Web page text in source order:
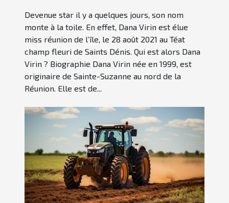
Devenue star il y a quelques jours, son nom
monte à la toile. En effet, Dana Virin est élue
miss réunion de l’île, le 28 août 2021 au Téat
champ fleuri de Saints Dénis. Qui est alors Dana
Virin ? Biographie Dana Virin née en 1999, est
originaire de Sainte-Suzanne au nord de la
Réunion. Elle est de...